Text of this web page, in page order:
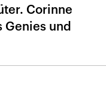
Corinne
Genies und